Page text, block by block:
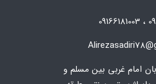
امام غربی بین مسلم و